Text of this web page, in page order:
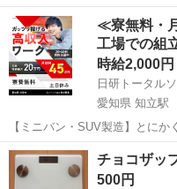
年に購入、新品未使用です。 ※名張市内受け渡し、現金対応でお願い
致します
三重 名張市 桔梗が丘駅
≪寮無料・
工場での組
時給2,000円
日研トータル
愛知県 知立駅
【ミニバン・SUV製造】とに
20万円支給！／寮費無料＆生活
あり◎ ミニバン・SUV製造 トヨタ車体各工場でのミニバン・SUV新
車製造に関わる諸作...
愛知 刈谷市 知立駅
チョコザッ
500円